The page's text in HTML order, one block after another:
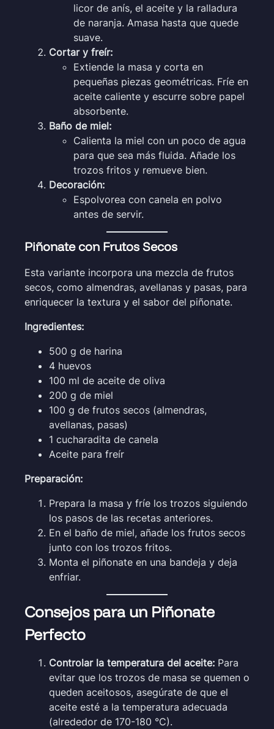
licor de anís, el aceite y la ralladura
de naranja. Amasa hasta que quede
suave.
Cortar y freír:
Extiende la masa y corta en
pequeñas piezas geométricas. Fríe en
aceite caliente y escurre sobre papel
absorbente.
Baño de miel:
Calienta la miel con un poco de agua
para que sea más fluida. Añade los
trozos fritos y remueve bien.
Decoración:
Espolvorea con canela en polvo
antes de servir.
Piñonate con Frutos Secos
Esta variante incorpora una mezcla de frutos
secos, como almendras, avellanas y pasas, para
enriquecer la textura y el sabor del piñonate.
Ingredientes:
500 g de harina
4 huevos
100 ml de aceite de oliva
200 g de miel
100 g de frutos secos (almendras,
avellanas, pasas)
1 cucharadita de canela
Aceite para freír
Preparación:
Prepara la masa y fríe los trozos siguiendo
los pasos de las recetas anteriores.
En el baño de miel, añade los frutos secos
junto con los trozos fritos.
Monta el piñonate en una bandeja y deja
enfriar.
Consejos para un Piñonate
Perfecto
Controlar la temperatura del aceite: Para
evitar que los trozos de masa se quemen o
queden aceitosos, asegúrate de que el
aceite esté a la temperatura adecuada
(alrededor de 170-180 °C).